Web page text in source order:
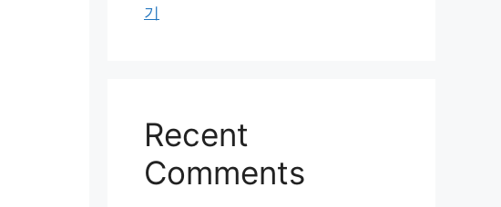
기
Recent
Comments